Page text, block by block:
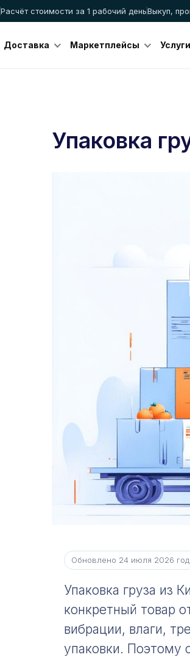
Расчёт стоимости за 1 рабочий деньВыкуп,
Доставка Маркетплейсы Услуги
Упаковка
Обновлено 24 июля 2026
Упаковка груза из
конкретный товар
вибрации, влаги,
упаковки. Поэтому